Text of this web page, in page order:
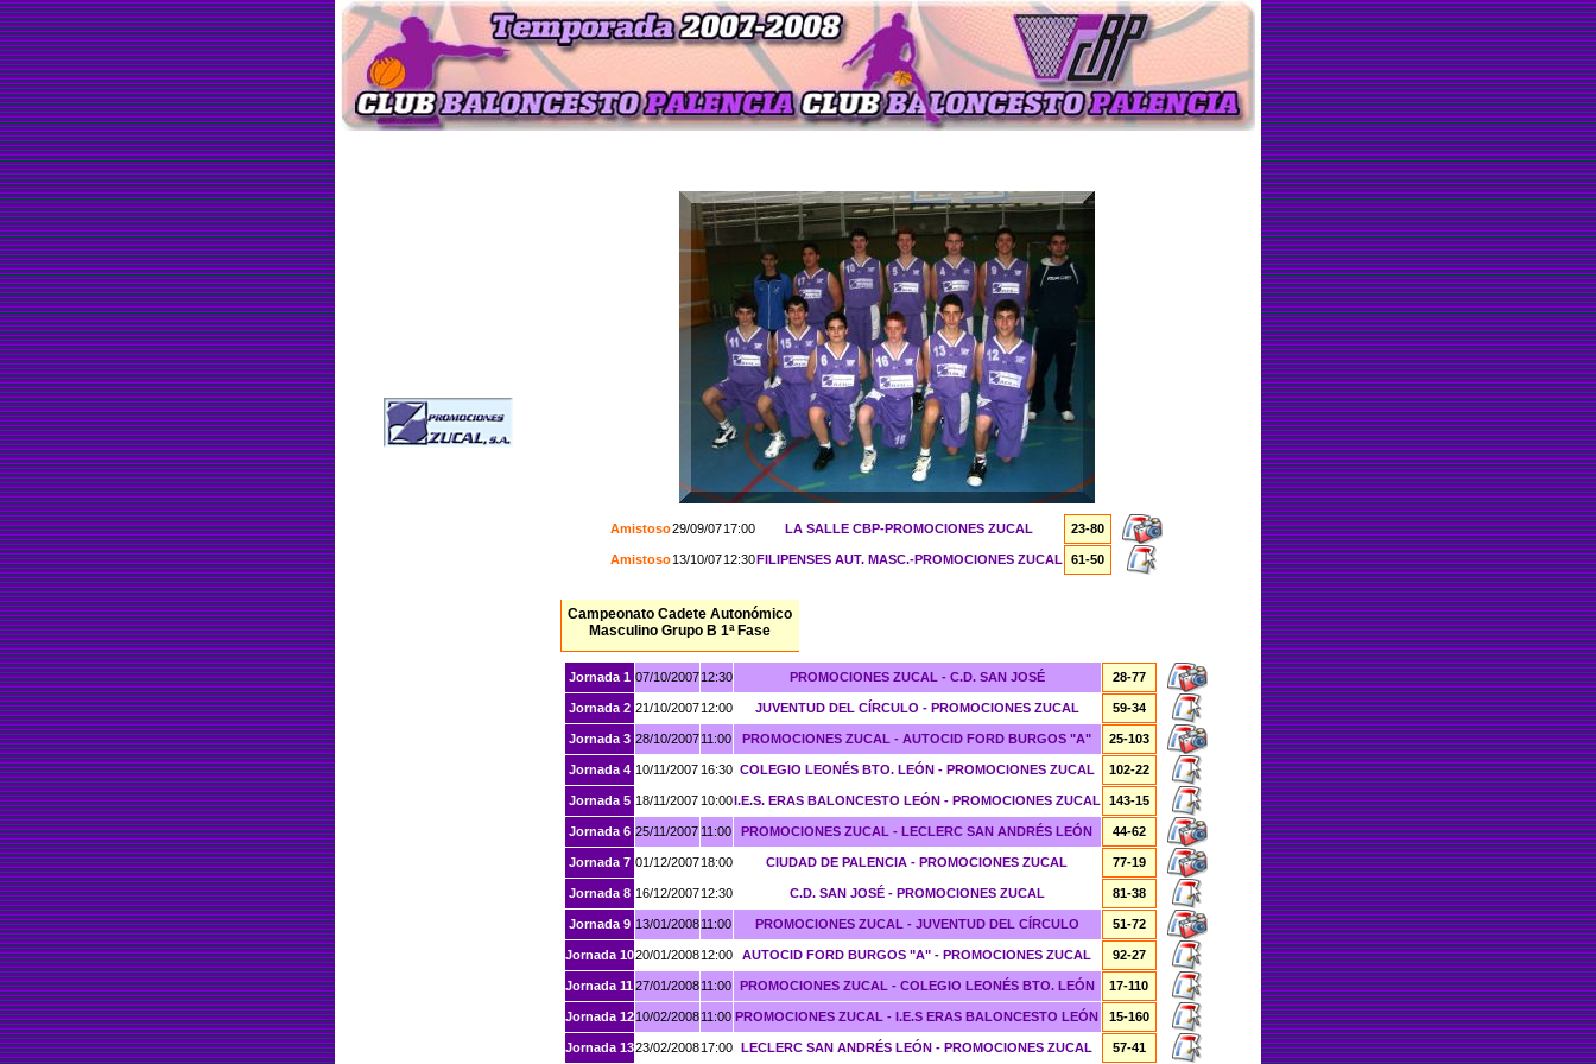
Amistoso29/09/07 17:00 LA SALLE CBP-PROMOCIONES ZUCAL 23-80
Amistoso 13/10/07 12:30FILIPENSES AUT. MASC.-PROMOCIONES ZUCAL 61-50
Campeonato Cadete Autonómico
Masculino Grupo B 1ª Fase
Jornada 1 07/10/2007 12:30 PROMOCIONES ZUCAL - C.D. SAN JOSÉ 28-77
Jornada 2 21/10/2007 12:00 JUVENTUD DEL CÍRCULO - PROMOCIONES ZUCAL 59-34
Jornada 3 28/10/2007 11:00 PROMOCIONES ZUCAL - AUTOCID FORD BURGOS "A" 25-103
Jornada 4 10/11/2007 16:30 COLEGIO LEONÉS BTO. LEÓN - PROMOCIONES ZUCAL 102-22
Jornada 5 18/11/2007 10:00I.E.S. ERAS BALONCESTO LEÓN - PROMOCIONES ZUCAL 143-15
Jornada 6 25/11/2007 11:00 PROMOCIONES ZUCAL - LECLERC SAN ANDRÉS LEÓN 44-62
Jornada 7 01/12/2007 18:00 CIUDAD DE PALENCIA - PROMOCIONES ZUCAL 77-19
Jornada 8 16/12/2007 12:30 C.D. SAN JOSÉ - PROMOCIONES ZUCAL 81-38
Jornada 9 13/01/2008 11:00 PROMOCIONES ZUCAL - JUVENTUD DEL CÍRCULO 51-72
Jornada 1020/01/2008 12:00 AUTOCID FORD BURGOS "A" - PROMOCIONES ZUCAL 92-27
Jornada 1127/01/2008 11:00 PROMOCIONES ZUCAL - COLEGIO LEONÉS BTO. LEÓN 17-110
Jornada 12 10/02/2008 11:00 PROMOCIONES ZUCAL - I.E.S ERAS BALONCESTO LEÓN 15-160
Jornada 1323/02/2008 17:00 LECLERC SAN ANDRÉS LEÓN - PROMOCIONES ZUCAL 57-41